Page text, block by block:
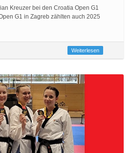
Kreuzer bei den Croatia Open G1
G1 in Zagreb zählten auch 2025
Weiterlesen